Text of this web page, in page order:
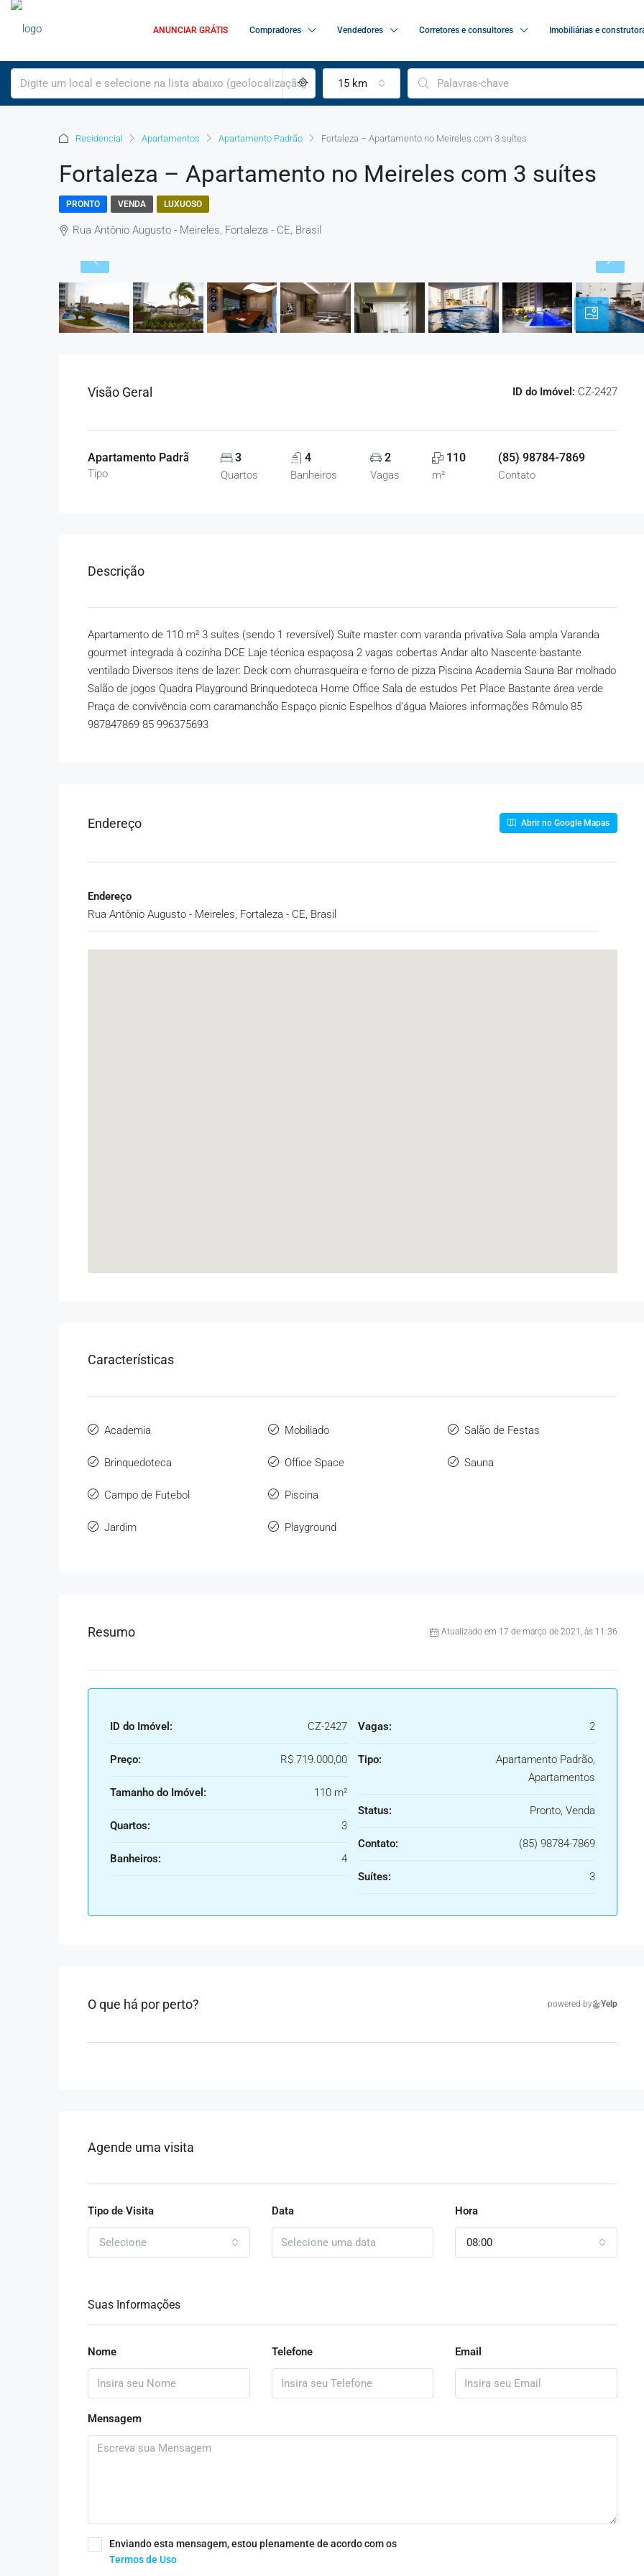
ANUNCIAR GRÁTIS Compradores Vendedores Corretores e consultores Imobiliárias e
15 km
Residencial Apartamentos Apartamento Padrão Fortaleza – Apartamento no Meireles com 3 suítes
Fortaleza – Apartamento no Meireles com 3 suítes
PRONTO VENDA LUXUOSO
Rua Antônio Augusto - Meireles, Fortaleza - CE, Brasil
Visão Geral ID do Imóvel: CZ-2427
Apartamento Padrão, Apartamentos
Tipo
3
Quartos
4
Banheiros
2
Vagas
110
m²
(85) 98784-7869
Contato
Descrição
Apartamento de 110 m² 3 suítes (sendo 1 reversível) Suíte master com varanda privativa Sala ampla Varanda
gourmet integrada à cozinha DCE Laje técnica espaçosa 2 vagas cobertas Andar alto Nascente bastante
ventilado Diversos itens de lazer: Deck com churrasqueira e forno de pizza Piscina Academia Sauna Bar molhado
Salão de jogos Quadra Playground Brinquedoteca Home Office Sala de estudos Pet Place Bastante área verde
Praça de convivência com caramanchão Espaço picnic Espelhos d’água Maiores informações Rômulo 85
987847869 85 996375693
Endereço Abrir no Google Mapas
Endereço
Rua Antônio Augusto - Meireles, Fortaleza - CE, Brasil
Características
Academia
Brinquedoteca
Campo de Futebol
Jardim
Mobiliado
Office Space
Piscina
Playground
Salão de Festas
Sauna
Resumo Atualizado em 17 de março de 2021, às 11:36
ID do Imóvel: CZ-2427
Preço: R$ 719.000,00
Tamanho do Imóvel: 110 m²
Quartos: 3
Banheiros: 4
Vagas: 2
Tipo:
Apartamento Padrão,
Apartamentos
Status: Pronto, Venda
Contato: (85) 98784-7869
Suítes: 3
O que há por perto? powered by Yelp
Agende uma visita
Tipo de Visita
Selecione
Data Hora
08:00
Suas Informações
Nome Telefone Email
Mensagem
Enviando esta mensagem, estou plenamente de acordo com os
Termos de Uso